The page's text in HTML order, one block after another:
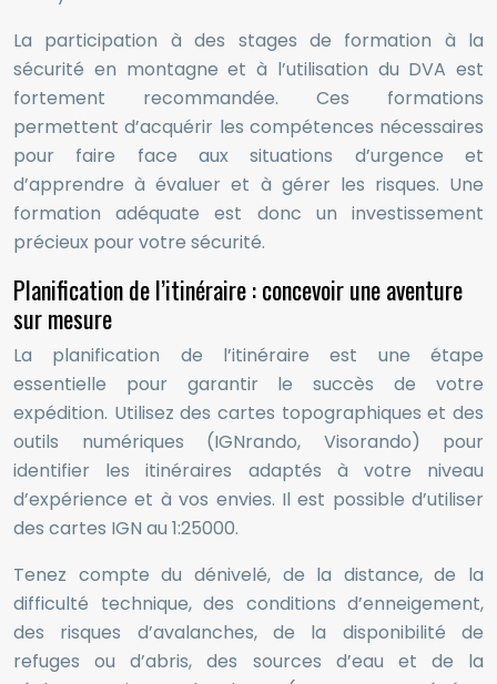
La participation à des stages de formation à la
sécurité en montagne et à l’utilisation du DVA est
fortement recommandée. Ces formations
permettent d’acquérir les compétences nécessaires
pour faire face aux situations d’urgence et
d’apprendre à évaluer et à gérer les risques. Une
formation adéquate est donc un investissement
précieux pour votre sécurité.
Planification de l’itinéraire : concevoir une aventure
sur mesure
La planification de l’itinéraire est une étape
essentielle pour garantir le succès de votre
expédition. Utilisez des cartes topographiques et des
outils numériques (IGNrando, Visorando) pour
identifier les itinéraires adaptés à votre niveau
d’expérience et à vos envies. Il est possible d’utiliser
des cartes IGN au 1:25000.
Tenez compte du dénivelé, de la distance, de la
difficulté technique, des conditions d’enneigement,
des risques d’avalanches, de la disponibilité de
refuges ou d’abris, des sources d’eau et de la